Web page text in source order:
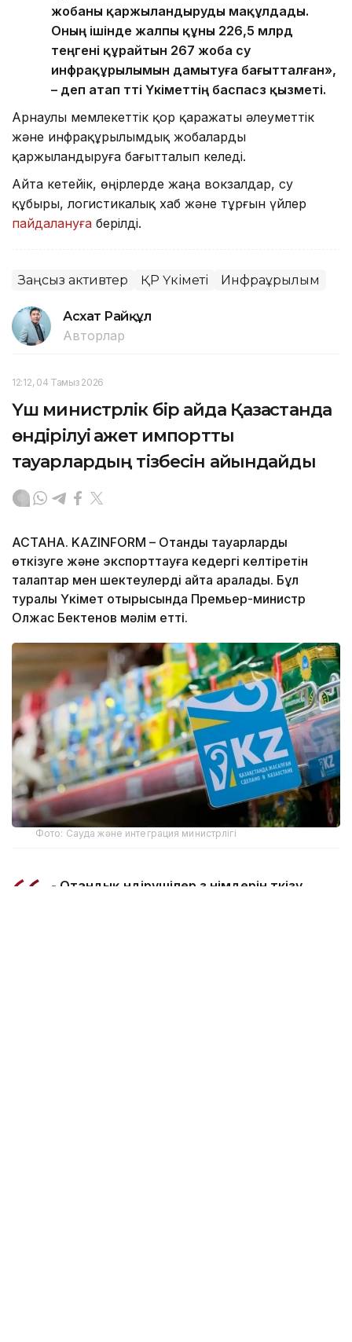
жобаны қаржыландыруды мақұлдады.
Оның ішінде жалпы құны 226,5 млрд
теңгені құрайтын 267 жоба су
инфрақұрылымын дамытуға бағытталған»,
– деп атап өтті Үкіметтің баспасөз қызметі.
Арнаулы мемлекеттік қор қаражаты әлеуметтік
және инфрақұрылымдық жобаларды
қаржыландыруға бағытталып келеді.
Айта кетейік, өңірлерде жаңа вокзалдар, су
құбыры, логистикалық хаб және тұрғын үйлер
пайдалануға берілді.
Заңсыз активтер ҚР Үкіметі Инфрақұрылым
Асхат Райқұл
Авторлар
12:12, 04 Тамыз 2026
Үш министрлік бір айда Қазақстанда
өндірілуі қажет импорттық
тауарлардың тізбесін айқындайды
АСТАНА. KAZINFORM – Отандық тауарларды
өткізуге және экспорттауға кедергі келтіретін
талаптар мен шектеулерді қайта қаралады. Бұл
туралы Үкімет отырысында Премьер-министр
Олжас Бектенов мәлім етті.
Фото: Сауда және интеграция министрлігі
- Отандық өндірушілер өз өнімдерін өткізу